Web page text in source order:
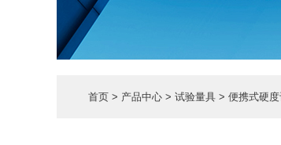
首页 > 产品中心 > 试验量具 > 便携式硬